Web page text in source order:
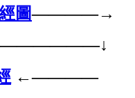
圖————→
←————